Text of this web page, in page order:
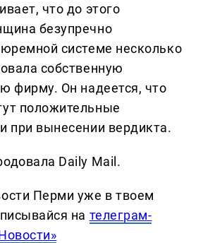
что до этого
безупречно
системе несколько
собственную
фирму. Он надеется, что
положительные
при вынесении вердикта.
Daily Mail.
Перми уже в твоем
на телеграм-